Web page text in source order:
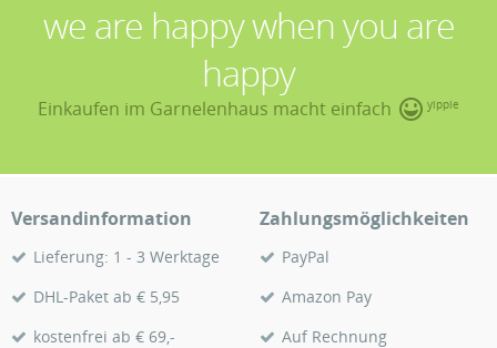
we are happy when you are
happy
Einkaufen im Garnelenhaus macht einfach yippie
Versandinformation
Lieferung: 1 - 3 Werktage
DHL-Paket ab € 5,95
kostenfrei ab € 69,-
Zahlungsmöglichkeiten
PayPal
Amazon Pay
Auf Rechnung